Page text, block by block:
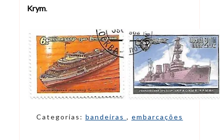
Krym.
Categorias: bandeiras , embarcações